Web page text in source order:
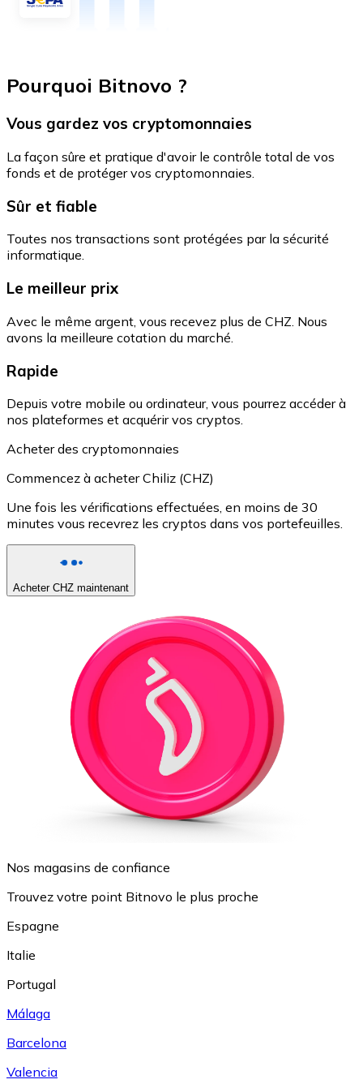
Pourquoi Bitnovo ?
Vous gardez vos cryptomonnaies
La façon sûre et pratique d'avoir le contrôle total de vos
fonds et de protéger vos cryptomonnaies.
Sûr et fiable
Toutes nos transactions sont protégées par la sécurité
informatique.
Le meilleur prix
Avec le même argent, vous recevez plus de CHZ. Nous
avons la meilleure cotation du marché.
Rapide
Depuis votre mobile ou ordinateur, vous pourrez accéder à
nos plateformes et acquérir vos cryptos.
Acheter des cryptomonnaies
Commencez à acheter Chiliz (CHZ)
Une fois les vérifications effectuées, en moins de 30
minutes vous recevrez les cryptos dans vos portefeuilles.
Acheter CHZ maintenant
Nos magasins de confiance
Trouvez votre point Bitnovo le plus proche
Espagne
Italie
Portugal
Málaga
Barcelona
Valencia